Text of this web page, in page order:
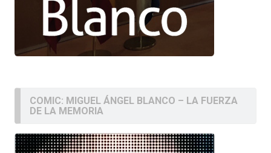
COMIC: MIGUEL ÁNGEL BLANCO – LA FUERZA
DE LA MEMORIA